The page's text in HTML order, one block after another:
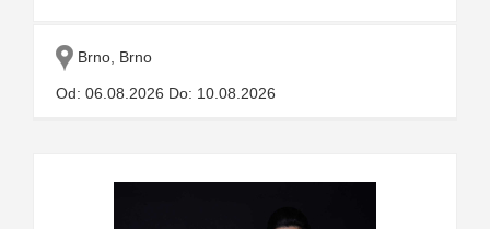
Brno, Brno
Od: 06.08.2026 Do: 10.08.2026